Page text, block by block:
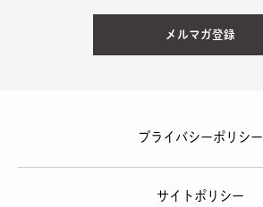
メルマガ登録
プライバシーポリシー
サイトポリシー